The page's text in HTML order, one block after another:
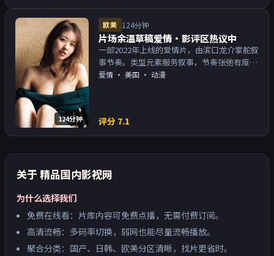
124分钟
欧美 124分钟
片场余温草稿爱情·影评区热议中
一部2022年上线的爱情片，由滨口龙介掌舵叙
事节奏。类型元素服务叙事，节奏张弛有度；
对白密度高，留意潜台词。主演以演技派为
爱情 · 美国 · 动漫
评分 7.1
关于精品国内影视网
为什么选择我们
免费在线看：片库内容可免费点播，无需付费订阅。
高清流畅：多码率切换，弱网也能尽量流畅播放。
聚合分类：国产、日韩、欧美分区清晰，找片更省时。